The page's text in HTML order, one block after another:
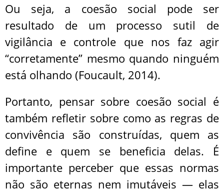
Ou seja, a coesão social pode ser
resultado de um processo sutil de
vigilância e controle que nos faz agir
“corretamente” mesmo quando ninguém
está olhando (Foucault, 2014).
Portanto, pensar sobre coesão social é
também refletir sobre como as regras de
convivência são construídas, quem as
define e quem se beneficia delas. É
importante perceber que essas normas
não são eternas nem imutáveis — elas